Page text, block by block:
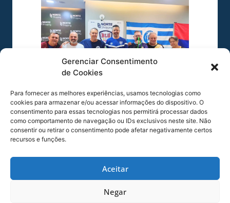
Gerenciar Consentimento
de Cookies
Para fornecer as melhores experiências, usamos tecnologias como
cookies para armazenar e/ou acessar informações do dispositivo. O
consentimento para essas tecnologias nos permitirá processar dados
como comportamento de navegação ou IDs exclusivos neste site. Não
consentir ou retirar o consentimento pode afetar negativamente certos
recursos e funções.
Aceitar
Negar
Foto: Elaine Juliana Zezak / FCFM / Avaí
Futmesa